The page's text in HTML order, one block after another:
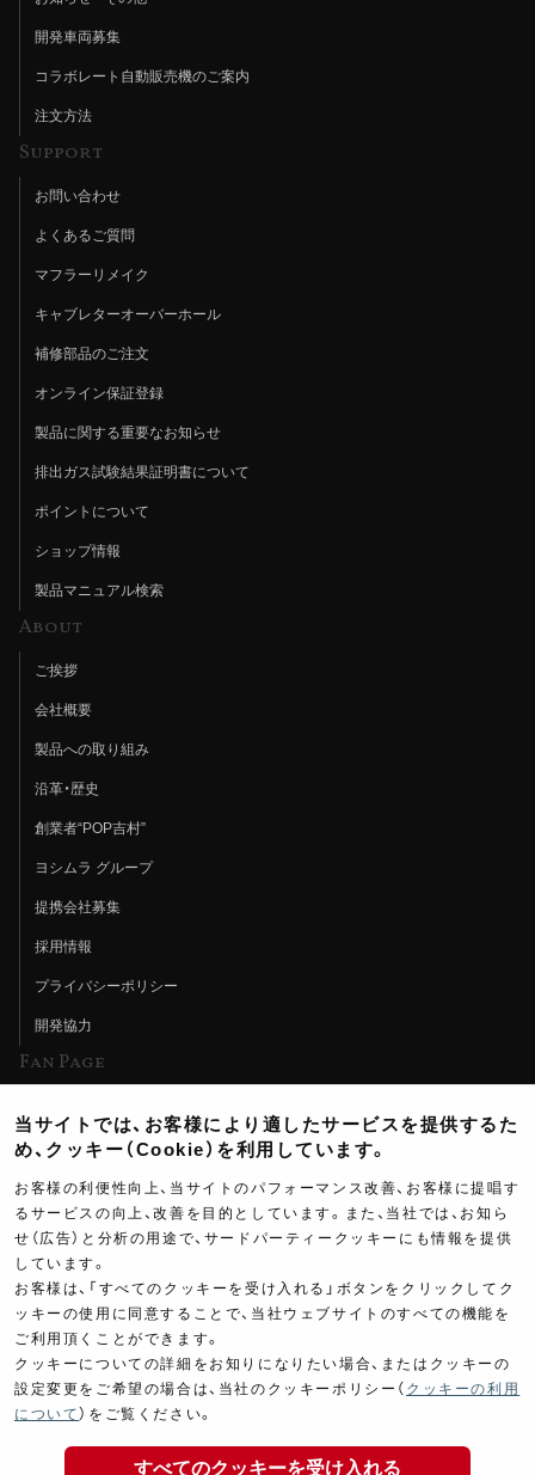
3,900(税込￥4,290)
開発車両募集
コラボレート自動販売機のご案内
注文方法
Support
お問い合わせ
よくあるご質問
マフラーリメイク
キャブレターオーバーホール
補修部品のご注文
オンライン保証登録
製品に関する重要なお知らせ
排出ガス試験結果証明書について
ポイントについて
ショップ情報
製品マニュアル検索
About
ご挨拶
会社概要
製品への取り組み
沿革・歴史
創業者“POP吉村”
ヨシムラ グループ
提携会社募集
採用情報
プライバシーポリシー
開発協力
Fan Page
ヨシムラTV
イベント情報
イベントスケジュール
ツーリングブレイクタイム
製品ポスター
当サイトでは、お客様により適したサービスを提供するた
め、クッキー（Cookie）を利用しています。
お客様の利便性向上、当サイトのパフォーマンス改善、お客様に提唱す
るサービスの向上、改善を目的としています。また、当社では、お知ら
せ（広告）と分析の用途で、サードパーティークッキーにも情報を提供
しています。
お客様は、「すべてのクッキーを受け入れる」ボタンをクリックしてク
ッキーの使用に同意することで、当社ウェブサイトのすべての機能を
ご利用頂くことができます。
クッキーについての詳細をお知りになりたい場合、またはクッキーの
設定変更をご希望の場合は、当社のクッキーポリシー（ クッキーの利用
について ）をご覧ください。
すべてのクッキーを受け入れる